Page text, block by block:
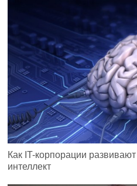
Как IT-корпорации
интеллект